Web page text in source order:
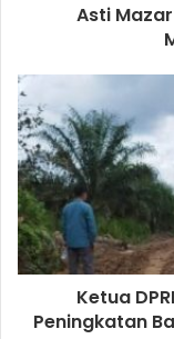
Asti
Ketua
Peningkatan